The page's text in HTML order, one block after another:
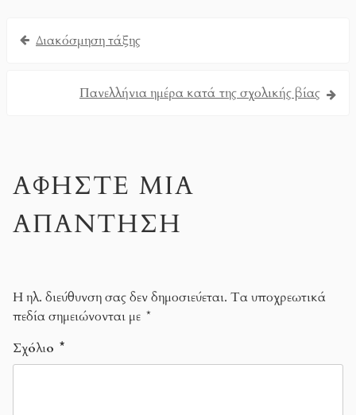
Διακόσμηση τάξης
Πανελλήνια ημέρα κατά της σχολικής βίας
ΑΦΉΣΤΕ ΜΙΑ
ΑΠΆΝΤΗΣΗ
Η ηλ. διεύθυνση σας δεν δημοσιεύεται. Τα υποχρεωτικά
πεδία σημειώνονται με *
Σχόλιο *